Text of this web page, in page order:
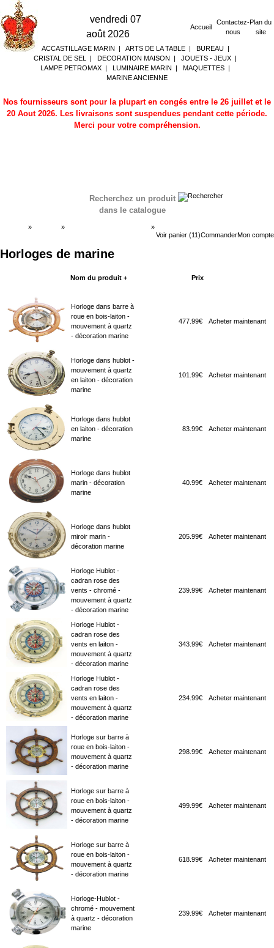
vendredi 07
août 2026
Accueil
Contactez-
nous
Plan du
site
ACCASTILLAGE MARIN | ARTS DE LA TABLE| BUREAU|
CRISTAL DE SEL
| DECORATION MAISON | JOUETS - JEUX |
LAMPE PETROMAX | LUMINAIRE MARIN | MAQUETTES |
MARINE ANCIENNE
Nos fournisseurs sont pour la plupart en congés entre le 26 juillet et le
20 Aout 2026. Les livraisons sont suspendues pendant cette période.
Merci pour votre compréhension.
Recherchez un produit
dans le catalogue
Voir panier (11)CommanderMon compte
» »
»
Horloges de marine
Nom du produit + Prix
Horloge dans barre à
roue en bois-laiton -
mouvement à quartz
- décoration marine
477.99€ Acheter maintenant
Horloge dans hublot -
mouvement à quartz
en laiton - décoration
marine
101.99€ Acheter maintenant
Horloge dans hublot
en laiton - décoration
marine
83.99€ Acheter maintenant
Horloge dans hublot
marin - décoration
marine
40.99€ Acheter maintenant
Horloge dans hublot
miroir marin -
décoration marine
205.99€ Acheter maintenant
Horloge Hublot -
cadran rose des
vents - chromé -
mouvement à quartz
- décoration marine
239.99€ Acheter maintenant
Horloge Hublot -
cadran rose des
vents en laiton -
mouvement à quartz
- décoration marine
343.99€ Acheter maintenant
Horloge Hublot -
cadran rose des
vents en laiton -
mouvement à quartz
- décoration marine
234.99€ Acheter maintenant
Horloge sur barre à
roue en bois-laiton -
mouvement à quartz
- décoration marine
298.99€ Acheter maintenant
Horloge sur barre à
roue en bois-laiton -
mouvement à quartz
- décoration marine
499.99€ Acheter maintenant
Horloge sur barre à
roue en bois-laiton -
mouvement à quartz
- décoration marine
618.99€ Acheter maintenant
Horloge-Hublot -
chromé - mouvement
à quartz - décoration
marine
239.99€ Acheter maintenant